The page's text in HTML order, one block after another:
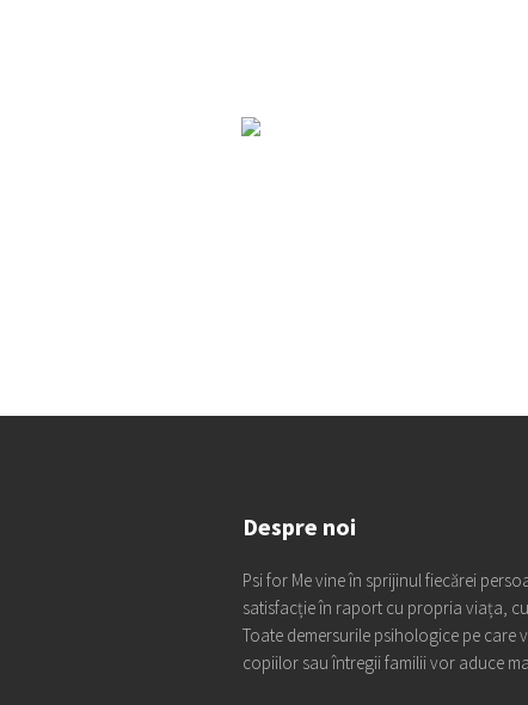
Despre noi
Psi for Me vine în sprijinul fiecărei
satisfacție în raport cu propria viața,
Toate demersurile psihologice pe care
copiilor sau întregii familii vor aduce